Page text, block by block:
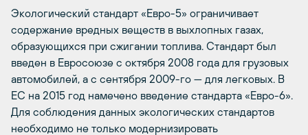
Экологический стандарт «Евро-5» ограничивает
содержание вредных веществ в выхлопных газах,
образующихся при сжигании топлива. Стандарт был
введен в Евросоюзе с октября 2008 года для грузовых
автомобилей, а с сентября 2009-го — для легковых. В
ЕС на 2015 год намечено введение стандарта «Евро-6».
Для соблюдения данных экологических стандартов
необходимо не только модернизировать